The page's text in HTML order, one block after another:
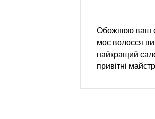
Обожнюю ваш
моє волосся
найкращий
привітні